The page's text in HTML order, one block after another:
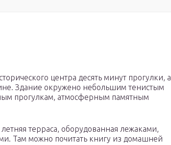
центра десять минут прогулки, а
Здание окружено небольшим тенистым
прогулкам, атмосферным памятным
терраса, оборудованная лежаками,
Там можно почитать книгу из домашней